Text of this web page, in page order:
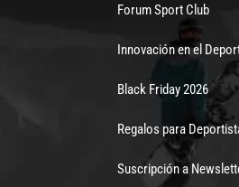
Forum Sport Club
Innovación en el
Black Friday 2026
Regalos para
Suscripción a